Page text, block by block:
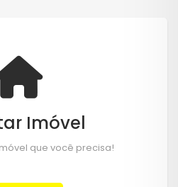
Imóvel
que você precisa!